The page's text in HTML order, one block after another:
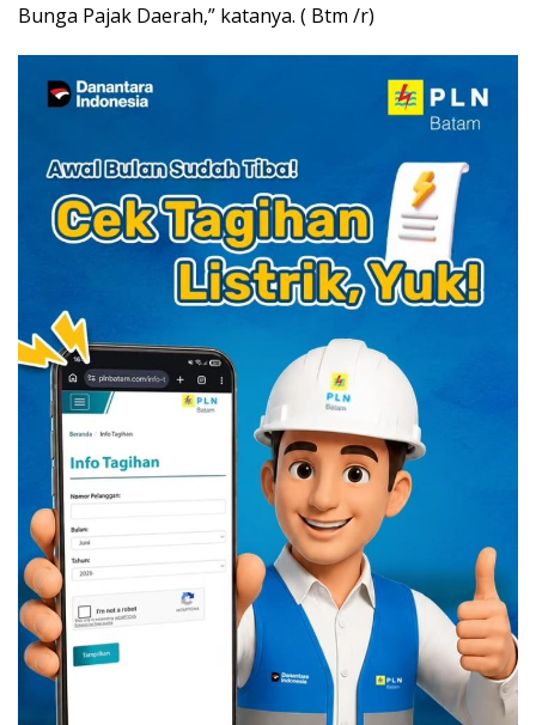
Bunga Pajak Daerah,” katanya. ( Btm /r)